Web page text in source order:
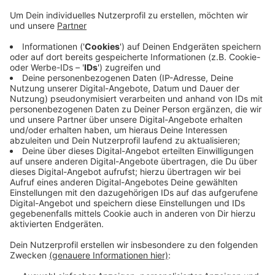
Stadtgebiet verteilt geben.
Veröffentlicht:Donnerstag, 10.03.2022 15:35
Anzeige
Neben Lesungen und Workshops sind auch zwei
Mahnwachen des Bündnisses Seebrücke Krefeld
geplant. Dabei soll den Opfern von Rassismus gedacht
werden. Die "Wochen gegen Rassismus" stehen dieses
Jahr unter dem Motto "Haltung zeigen". Organisiert
wird das Programm dazu von der Stadt Krefeld.
Anzeige